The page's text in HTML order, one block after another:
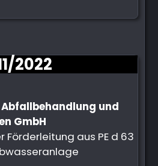
2022
Abfallbehandlung und
GmbH
Förderleitung aus PE d 63